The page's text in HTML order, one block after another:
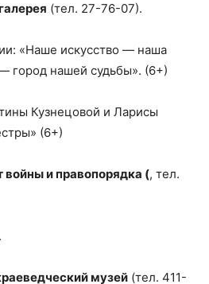
(тел. 27-76-07).
«Наше искусство — наша
город нашей судьбы». (6+)
Кузнецовой и Ларисы
(6+)
и правопорядка (, тел.
музей (тел. 411-